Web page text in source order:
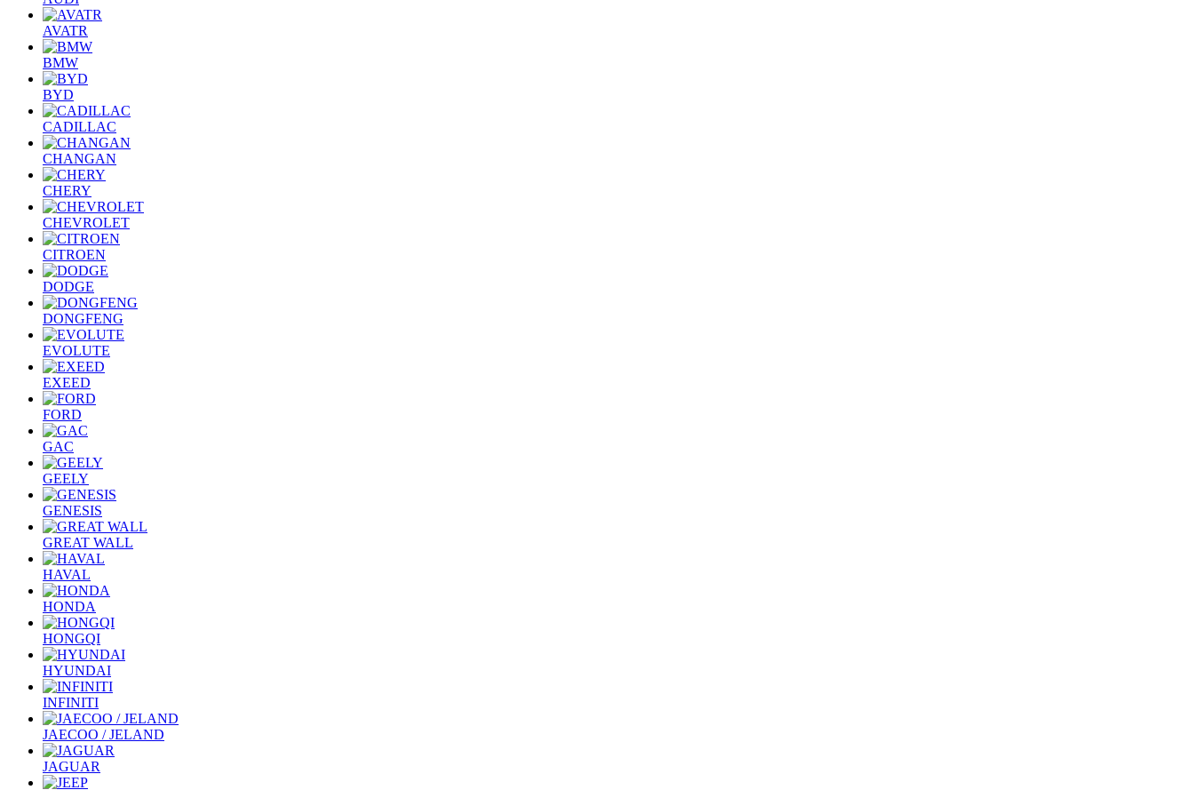
AVATR
BMW
BYD
CADILLAC
CHANGAN
CHERY
CHEVROLET
CITROEN
DODGE
DONGFENG
EVOLUTE
EXEED
FORD
GAC
GEELY
GENESIS
GREAT WALL
HAVAL
HONDA
HONGQI
HYUNDAI
INFINITI
JAECOO / JELAND
JAGUAR